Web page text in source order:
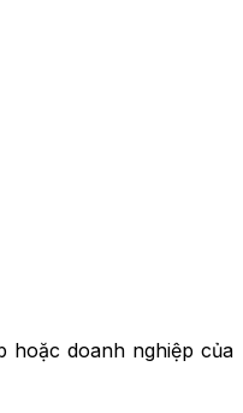
hoặc doanh nghiệp của